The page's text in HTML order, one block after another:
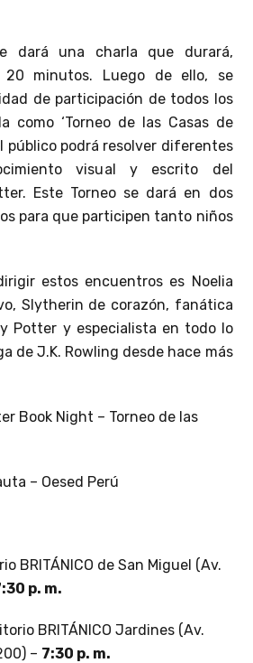
dará una charla que durará,
20 minutos. Luego de ello, se
de participación de todos los
como ‘Torneo de las Casas de
público podrá resolver diferentes
visual y escrito del
Este Torneo se dará en dos
para que participen tanto niños
estos encuentros es Noelia
Slytherin de corazón, fanática
Potter y especialista en todo lo
de J.K. Rowling desde hace más
Book Night – Torneo de las
– Oesed Perú
BRITÁNICO de San Miguel (Av.
p. m.
BRITÁNICO Jardines (Av.
– 7:30 p. m.